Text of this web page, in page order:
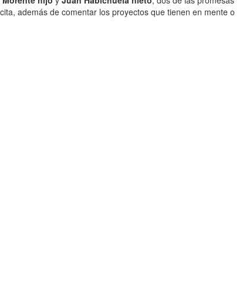
además de comentar los proyectos que tienen en mente o